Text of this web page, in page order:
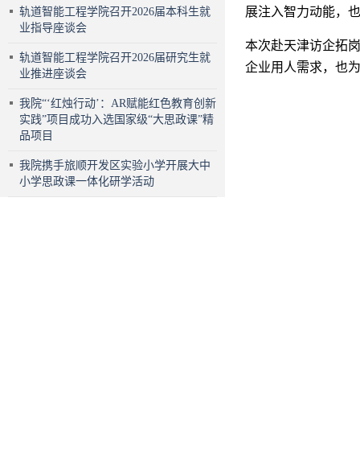
轨道智能工程学院召开2026届本科生就
业指导座谈会
轨道智能工程学院召开2026届研究生就
业推进座谈会
我院“‘红烛行动’：AR赋能红色教育创新
实践”项目成功入选国家级“大思政课”精
品项目
我院携手旅顺开发区实验小学开展大中
小学思政课一体化研学活动
展注入智力动能，
本次赴天津访企拓
企业用人需求，也